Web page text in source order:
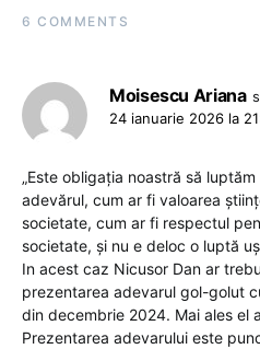
6 COMMENTS
Moisescu Ariana
24 ianuarie 2026 la
„Este obligația noastră să
adevărul, cum ar fi valoarea
societate, cum ar fi respectul
societate, și nu e deloc o luptă
In acest caz Nicusor Dan ar
prezentarea adevarul gol-golut
din decembrie 2024. Mai ales el
Prezentarea adevarului este